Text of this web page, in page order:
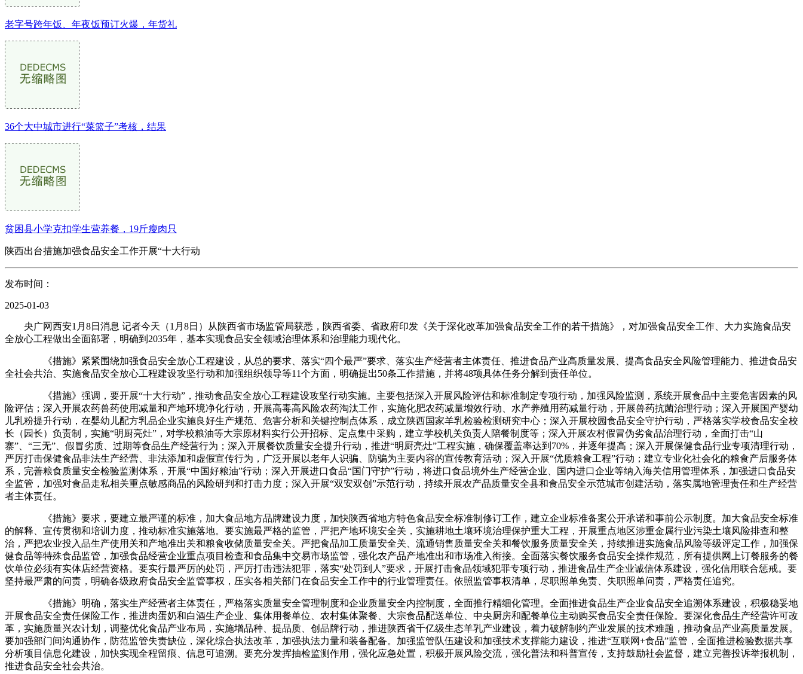
老字号跨年饭、年夜饭预订火爆，年货礼
36个大中城市进行“菜篮子”考核，结果
贫困县小学克扣学生营养餐，19斤瘦肉只
陕西出台措施加强食品安全工作开展“十大行动
发布时间：
2025-01-03
央广网西安1月8日消息 记者今天（1月8日）从陕西省市场监管局获悉，陕西省委、省政府印发《关于深化改革加强食品安全工作的若干措施》，对加强食品安全工作、大力实施食品安
全放心工程做出全面部署，明确到2035年，基本实现食品安全领域治理体系和治理能力现代化。
《措施》紧紧围绕加强食品安全放心工程建设，从总的要求、落实“四个最严”要求、落实生产经营者主体责任、推进食品产业高质量发展、提高食品安全风险管理能力、推进食品安
全社会共治、实施食品安全放心工程建设攻坚行动和加强组织领导等11个方面，明确提出50条工作措施，并将48项具体任务分解到责任单位。
《措施》强调，要开展“十大行动”，推动食品安全放心工程建设攻坚行动实施。主要包括深入开展风险评估和标准制定专项行动，加强风险监测，系统开展食品中主要危害因素的风
险评估；深入开展农药兽药使用减量和产地环境净化行动，开展高毒高风险农药淘汰工作，实施化肥农药减量增效行动、水产养殖用药减量行动，开展兽药抗菌治理行动；深入开展国产婴幼
儿乳粉提升行动，在婴幼儿配方乳品企业实施良好生产规范、危害分析和关键控制点体系，成立陕西国家羊乳检验检测研究中心；深入开展校园食品安全守护行动，严格落实学校食品安全校
长（园长）负责制，实施“明厨亮灶”，对学校粮油等大宗原材料实行公开招标、定点集中采购，建立学校机关负责人陪餐制度等；深入开展农村假冒伪劣食品治理行动，全面打击“山
寨”、“三无”、假冒劣质、过期等食品生产经营行为；深入开展餐饮质量安全提升行动，推进“明厨亮灶”工程实施，确保覆盖率达到70%，并逐年提高；深入开展保健食品行业专项清理行动，
严厉打击保健食品非法生产经营、非法添加和虚假宣传行为，广泛开展以老年人识骗、防骗为主要内容的宣传教育活动；深入开展“优质粮食工程”行动；建立专业化社会化的粮食产后服务体
系，完善粮食质量安全检验监测体系，开展“中国好粮油”行动；深入开展进口食品“国门守护”行动，将进口食品境外生产经营企业、国内进口企业等纳入海关信用管理体系，加强进口食品安
全监管，加强对食品走私相关重点敏感商品的风险研判和打击力度；深入开展“双安双创”示范行动，持续开展农产品质量安全县和食品安全示范城市创建活动，落实属地管理责任和生产经营
者主体责任。
《措施》要求，要建立最严谨的标准，加大食品地方品牌建设力度，加快陕西省地方特色食品安全标准制修订工作，建立企业标准备案公开承诺和事前公示制度。加大食品安全标准
的解释、宣传贯彻和培训力度，推动标准实施落地。要实施最严格的监管，严把产地环境安全关，实施耕地土壤环境治理保护重大工程，开展重点地区涉重金属行业污染土壤风险排查和整
治，严把农业投入品生产使用关和产地准出关和粮食收储质量安全关。严把食品加工质量安全关、流通销售质量安全关和餐饮服务质量安全关，持续推进实施食品风险等级评定工作，加强保
健食品等特殊食品监管，加强食品经营企业重点项目检查和食品集中交易市场监管，强化农产品产地准出和市场准入衔接。全面落实餐饮服务食品安全操作规范，所有提供网上订餐服务的餐
饮单位必须有实体店经营资格。要实行最严厉的处罚，严厉打击违法犯罪，落实“处罚到人”要求，开展打击食品领域犯罪专项行动，推进食品生产企业诚信体系建设，强化信用联合惩戒。要
坚持最严肃的问责，明确各级政府食品安全监管事权，压实各相关部门在食品安全工作中的行业管理责任。依照监管事权清单，尽职照单免责、失职照单问责，严格责任追究。
《措施》明确，落实生产经营者主体责任，严格落实质量安全管理制度和企业质量安全内控制度，全面推行精细化管理。全面推进食品生产企业食品安全追溯体系建设，积极稳妥地
开展食品安全责任保险工作，推进肉蛋奶和白酒生产企业、集体用餐单位、农村集体聚餐、大宗食品配送单位、中央厨房和配餐单位主动购买食品安全责任保险。要深化食品生产经营许可改
革，实施质量兴农计划，调整优化食品产业布局，实施增品种、提品质、创品牌行动，推进陕西省千亿级生态羊乳产业建设，着力破解制约产业发展的技术难题，推动食品产业高质量发展。
要加强部门间沟通协作，防范监管失责缺位，深化综合执法改革，加强执法力量和装备配备。加强监管队伍建设和加强技术支撑能力建设，推进“互联网+食品”监管，全面推进检验数据共享
分析项目信息化建设，加快实现全程留痕、信息可追溯。要充分发挥抽检监测作用，强化应急处置，积极开展风险交流，强化普法和科普宣传，支持鼓励社会监督，建立完善投诉举报机制，
推进食品安全社会共治。